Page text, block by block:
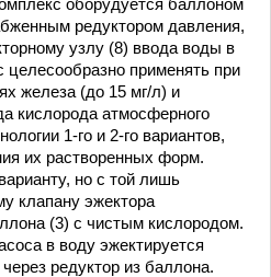
оборудуется баллоном
редуктором давления,
узлу (8) ввода воды в
целесообразно применять при
железа (до 15 мг/л) и
кислорода атмосферного
1-го и 2-го вариантов,
их растворенных форм.
но с той лишь
клапану эжектора
(3) с чистым кислородом.
в воду эжектируется
редуктор из баллона.